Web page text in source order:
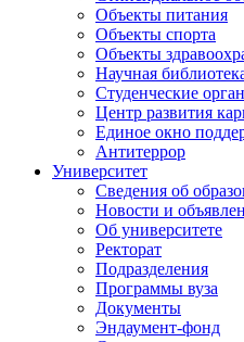
Объекты питания
Объекты спорта
Объекты
Научная
Студенческие
Центр развития
Единое окно
Антитеррор
Университет
Сведения об
Новости и
Об университете
Ректорат
Подразделения
Программы вуза
Документы
Эндаумент-фонд